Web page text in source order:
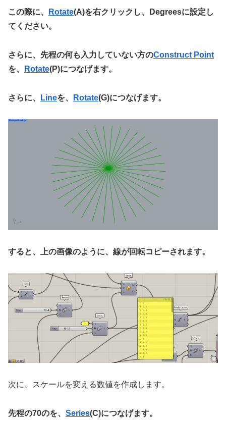
この際に、 Rotate(A)を右クリックし、Degreesに設定し
てください。
さらに、先程の何も入力していない方のConstruct Point
を、
Rotate(P)につなげます。
さらに、 Lineを、 Rotate(G)につなげます。
すると、上の画像のように、線が回転コピーされます。
次に、スケールを変える数値を作成します。
先程の70のを、 Series(C)につなげます。